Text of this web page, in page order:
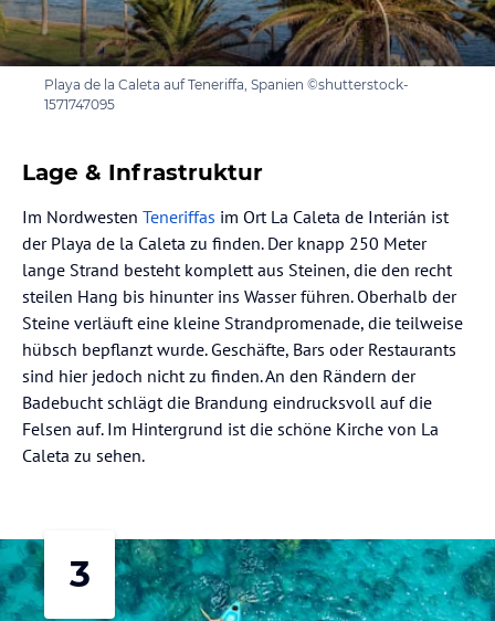
Playa de la Caleta auf Teneriffa, Spanien ©shutterstock-
1571747095
Lage & Infrastruktur
Im Nordwesten Teneriffas im Ort La Caleta de Interián ist
der Playa de la Caleta zu finden. Der knapp 250 Meter
lange Strand besteht komplett aus Steinen, die den recht
steilen Hang bis hinunter ins Wasser führen. Oberhalb der
Steine verläuft eine kleine Strandpromenade, die teilweise
hübsch bepflanzt wurde. Geschäfte, Bars oder Restaurants
sind hier jedoch nicht zu finden. An den Rändern der
Badebucht schlägt die Brandung eindrucksvoll auf die
Felsen auf. Im Hintergrund ist die schöne Kirche von La
Caleta zu sehen.
3